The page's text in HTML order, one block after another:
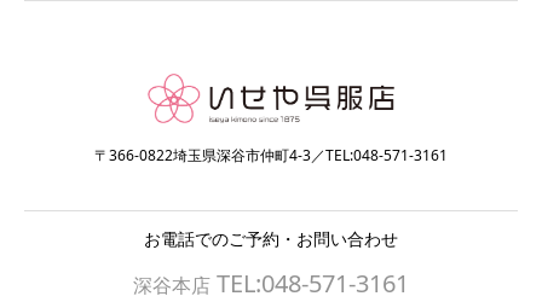
〒366-0822埼玉県深谷市仲町4-3／TEL:048-571-3161
お電話でのご予約・お問い合わせ
深谷本店 TEL:048-571-3161